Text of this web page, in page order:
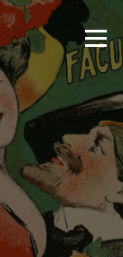
Menu